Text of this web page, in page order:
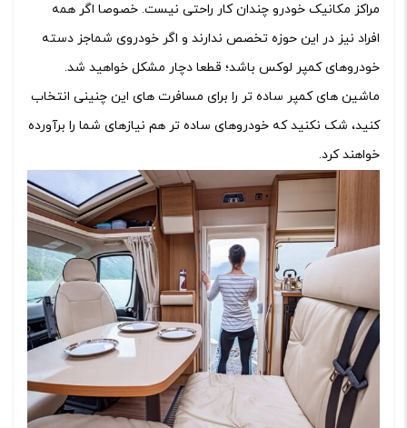
مراکز مکانیک خودرو چندان کار راحتی نیست. خصوصا اگر همه
افراد نیز در این حوزه تخصص ندارند و اگر خودروی شماجز دسته
خودروهای کمپر لوکس باشد؛ قطعا دچار مشکل خواهید شد.
ماشین های کمپر ساده تر را برای مسافرت های این چنینی انتخاب
کنید، شک نکنید که خودروهای ساده تر هم نیازهای شما را برآورده
خواهند کرد.